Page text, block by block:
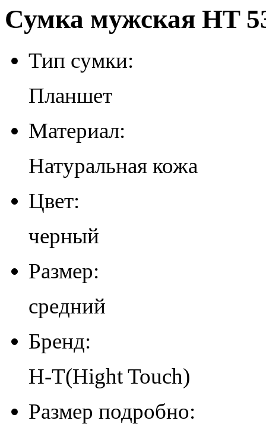
Сумка мужская HT
Тип сумки:
Планшет
Материал:
Натуральная кожа
Цвет:
черный
Размер:
средний
Бренд:
H-T(Hight Touch)
Размер подробно: